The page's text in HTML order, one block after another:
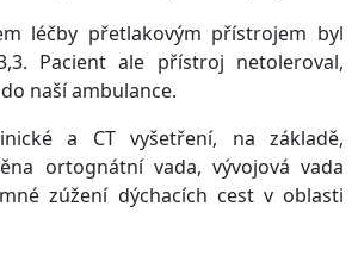
léčby přetlakovým přístrojem byl
Pacient ale přístroj netoleroval,
naší ambulance.
a CT vyšetření, na základě,
ortognátní vada, vývojová vada
zúžení dýchacích cest v oblasti